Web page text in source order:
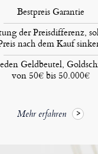
Bestpreis Garantie
der Preisdifferenz,
nach dem Kauf
Geldbeutel,
von 50€ bis 50.000€
Mehr erfahren